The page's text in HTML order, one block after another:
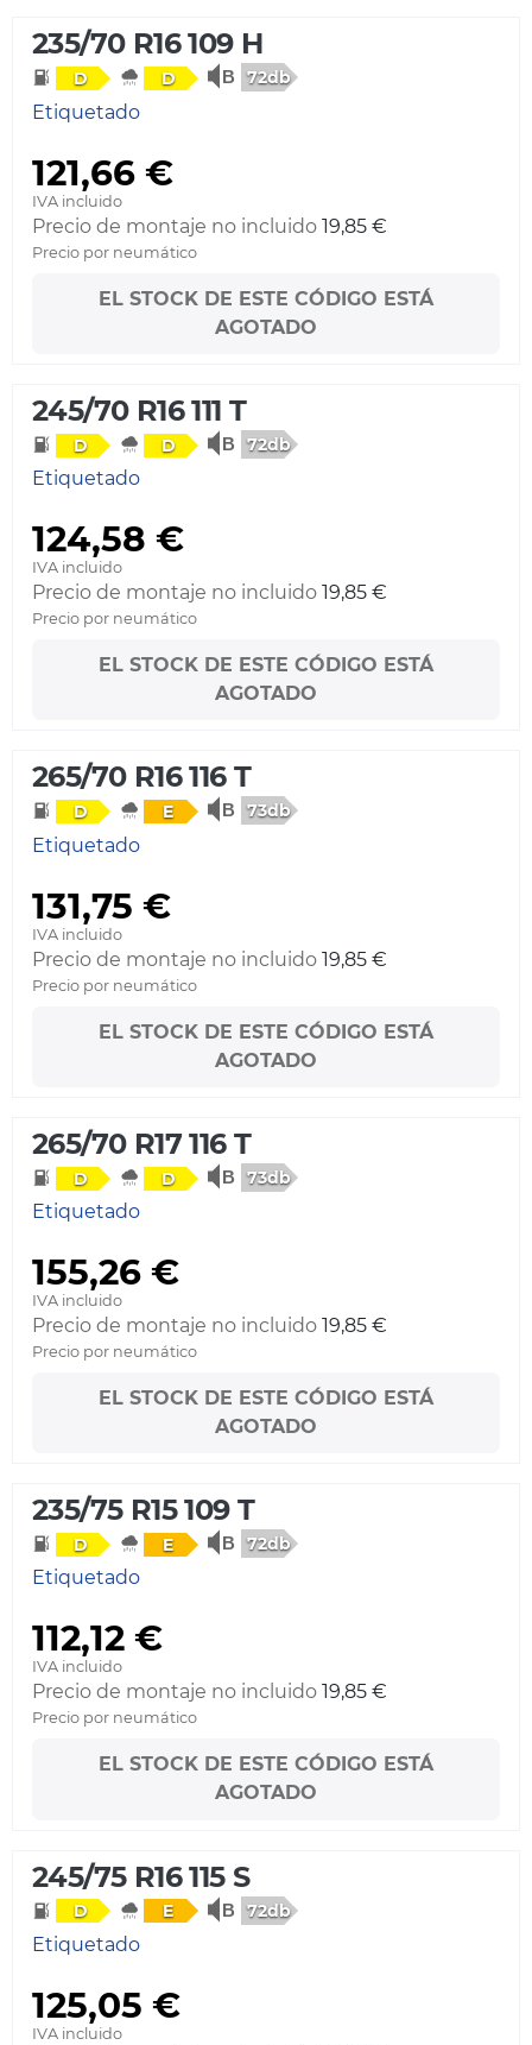
235/70 R16 109 H
D D 72db
Etiquetado
121,66 €
IVA incluido
Precio de montaje no incluido 19,85 €
Precio por neumático
EL STOCK DE ESTE CÓDIGO ESTÁ
AGOTADO
245/70 R16 111 T
D D 72db
Etiquetado
124,58 €
IVA incluido
Precio de montaje no incluido 19,85 €
Precio por neumático
EL STOCK DE ESTE CÓDIGO ESTÁ
AGOTADO
265/70 R16 116 T
D E 73db
Etiquetado
131,75 €
IVA incluido
Precio de montaje no incluido 19,85 €
Precio por neumático
EL STOCK DE ESTE CÓDIGO ESTÁ
AGOTADO
265/70 R17 116 T
D D 73db
Etiquetado
155,26 €
IVA incluido
Precio de montaje no incluido 19,85 €
Precio por neumático
EL STOCK DE ESTE CÓDIGO ESTÁ
AGOTADO
235/75 R15 109 T
D E 72db
Etiquetado
112,12 €
IVA incluido
Precio de montaje no incluido 19,85 €
Precio por neumático
EL STOCK DE ESTE CÓDIGO ESTÁ
AGOTADO
245/75 R16 115 S
D E 72db
Etiquetado
125,05 €
IVA incluido